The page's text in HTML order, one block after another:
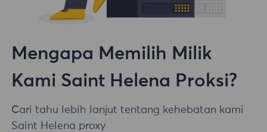
Mengapa Memilih Milik
Kami Saint Helena Proksi?
Cari tahu lebih lanjut tentang kehebatan kami
Saint Helena proxy